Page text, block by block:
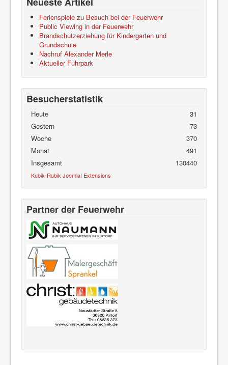
Ferienspiele zu Besuch bei der Feuerwehr
Public Viewing in der Feuerwehr
Brandschutzerziehung für Kindergarten und
Grundschule
Nachruf Alexander Merle
Aktueller Fuhrpark
Besucherstatistik
Heute
31
Gestern
73
Woche
370
Monat
491
Insgesamt
130440
Kubik-Rubik Joomla! Extensions
Partner der Feuerwehr